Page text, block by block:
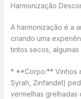
Harmonização
A harmonização é a
criando uma
tintos secos,
* **Corpo:** Vinhos
Syrah, Zinfandel)
vermelhas grelhadas